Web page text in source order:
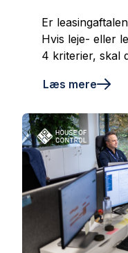
Er
Hvis leje- eller
4 kriterier, skal
Læs mere